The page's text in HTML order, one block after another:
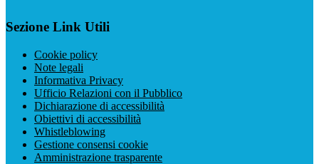
Sezione Link Utili
Cookie policy
Note legali
Informativa Privacy
Ufficio Relazioni con il Pubblico
Dichiarazione di accessibilità
Obiettivi di accessibilità
Whistleblowing
Gestione consensi cookie
Amministrazione trasparente